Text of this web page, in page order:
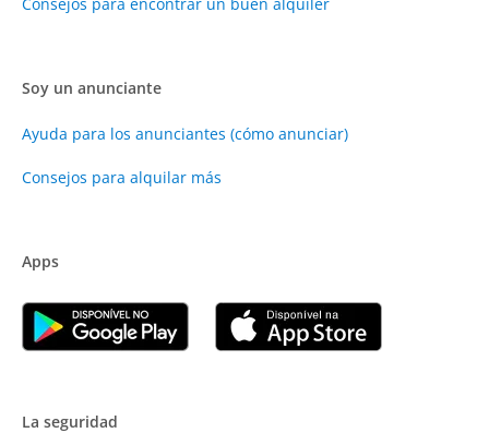
Soy un anunciante
Ayuda para los anunciantes (cómo anunciar)
Consejos para alquilar más
Apps
La seguridad